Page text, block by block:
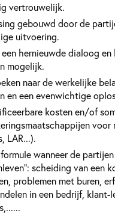
vertrouwelijk.
gebouwd door de
uitvoering.
hernieuwde dialoog en
mogelijk.
naar de werkelijke
en een evenwichtige
kosten en/of
LAR...).
wanneer de
scheiding van een
problemen met buren,
in een bedrijf, klant-